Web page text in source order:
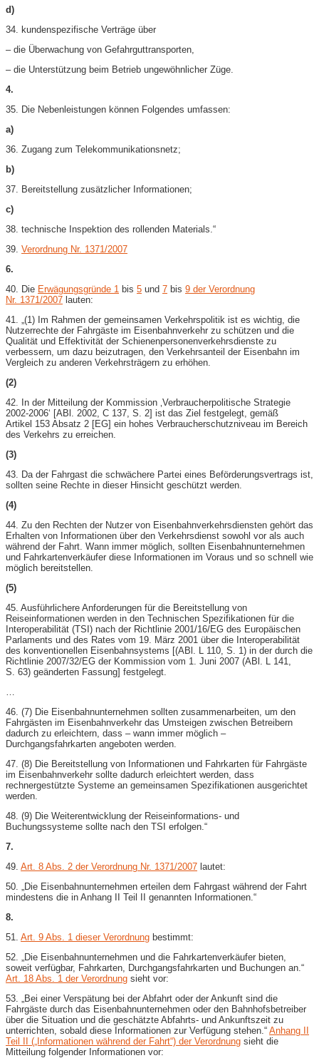
d)
34. kundenspezifische Verträge über
– die Überwachung von Gefahrguttransporten,
– die Unterstützung beim Betrieb ungewöhnlicher Züge.
4.
35. Die Nebenleistungen können Folgendes umfassen:
a)
36. Zugang zum Telekommunikationsnetz;
b)
37. Bereitstellung zusätzlicher Informationen;
c)
38. technische Inspektion des rollenden Materials.“
39. Verordnung Nr. 1371/2007
6.
40. Die Erwägungsgründe 1 bis 5 und 7 bis 9 der Verordnung
Nr. 1371/2007 lauten:
41. „(1) Im Rahmen der gemeinsamen Verkehrspolitik ist es wichtig, die
Nutzerrechte der Fahrgäste im Eisenbahnverkehr zu schützen und die
Qualität und Effektivität der Schienenpersonenverkehrsdienste zu
verbessern, um dazu beizutragen, den Verkehrsanteil der Eisenbahn im
Vergleich zu anderen Verkehrsträgern zu erhöhen.
(2)
42. In der Mitteilung der Kommission ‚Verbraucherpolitische Strategie
2002-​2006‘ [ABl. 2002, C 137, S. 2] ist das Ziel festgelegt, gemäß
Artikel 153 Absatz 2 [EG] ein hohes Verbraucherschutzniveau im Bereich
des Verkehrs zu erreichen.
(3)
43. Da der Fahrgast die schwächere Partei eines Beförderungsvertrags ist,
sollten seine Rechte in dieser Hinsicht geschützt werden.
(4)
44. Zu den Rechten der Nutzer von Eisenbahnverkehrsdiensten gehört das
Erhalten von Informationen über den Verkehrsdienst sowohl vor als auch
während der Fahrt. Wann immer möglich, sollten Eisenbahnunternehmen
und Fahrkartenverkäufer diese Informationen im Voraus und so schnell wie
möglich bereitstellen.
(5)
45. Ausführlichere Anforderungen für die Bereitstellung von
Reiseinformationen werden in den Technischen Spezifikationen für die
Interoperabilität (TSI) nach der Richtlinie 2001/16/EG des Europäischen
Parlaments und des Rates vom 19. März 2001 über die Interoperabilität
des konventionellen Eisenbahnsystems [(ABl. L 110, S. 1) in der durch die
Richtlinie 2007/32/EG der Kommission vom 1. Juni 2007 (ABl. L 141,
S. 63) geänderten Fassung] festgelegt.
46. (7) Die Eisenbahnunternehmen sollten zusammenarbeiten, um den
Fahrgästen im Eisenbahnverkehr das Umsteigen zwischen Betreibern
dadurch zu erleichtern, dass – wann immer möglich –
Durchgangsfahrkarten angeboten werden.
47. (8) Die Bereitstellung von Informationen und Fahrkarten für Fahrgäste
im Eisenbahnverkehr sollte dadurch erleichtert werden, dass
rechnergestützte Systeme an gemeinsamen Spezifikationen ausgerichtet
werden.
48. (9) Die Weiterentwicklung der Reiseinformations- und
Buchungssysteme sollte nach den TSI erfolgen.“
7.
49. Art. 8 Abs. 2 der Verordnung Nr. 1371/2007 lautet:
50. „Die Eisenbahnunternehmen erteilen dem Fahrgast während der Fahrt
mindestens die in Anhang II Teil II genannten Informationen.“
8.
51. Art. 9 Abs. 1 dieser Verordnung bestimmt:
52. „Die Eisenbahnunternehmen und die Fahrkartenverkäufer bieten,
soweit verfügbar, Fahrkarten, Durchgangsfahrkarten und Buchungen an.“
Art. 18 Abs. 1 der Verordnung sieht vor:
53. „Bei einer Verspätung bei der Abfahrt oder der Ankunft sind die
Fahrgäste durch das Eisenbahnunternehmen oder den Bahnhofsbetreiber
über die Situation und die geschätzte Abfahrts- und Ankunftszeit zu
unterrichten, sobald diese Informationen zur Verfügung stehen.“ Anhang II
Teil II („Informationen während der Fahrt“) der Verordnung sieht die
Mitteilung folgender Informationen vor: